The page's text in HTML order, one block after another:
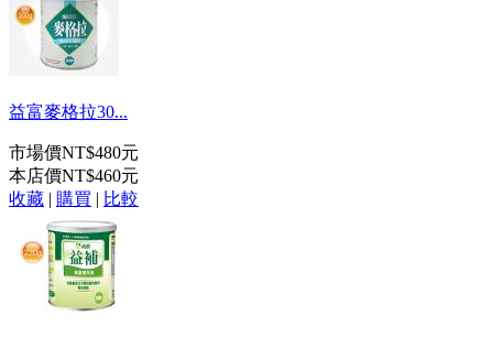
益富麥格拉30...
市場價NT$480元
本店價NT$460元
收藏 | 購買 | 比較